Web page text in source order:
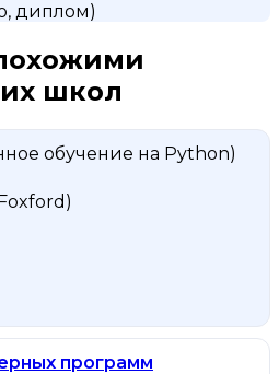
диплом)
школ
обучение на Python)
программ